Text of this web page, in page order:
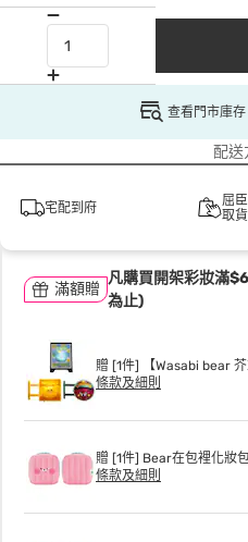
查看門市庫
配送
宅配到府
屈
取貨
滿額贈
凡購買開架彩妝滿
為止)
贈 [1件] 【Wasabi bear
條款及細則
贈 [1件] Bear在包裡化妝
條款及細則